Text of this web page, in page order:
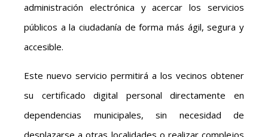
administración electrónica y acercar los servicios
públicos a la ciudadanía de forma más ágil, segura y
accesible.
Este nuevo servicio permitirá a los vecinos obtener
su certificado digital personal directamente en
dependencias municipales, sin necesidad de
desplazarse a otras localidades o realizar complejos